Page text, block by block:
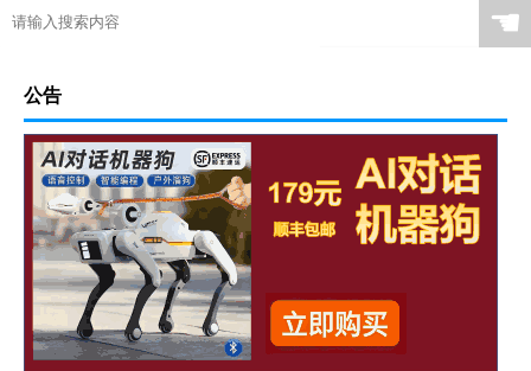
☚
公告